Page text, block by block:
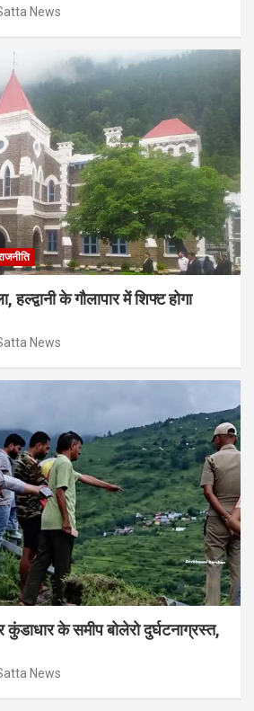
News
के गौलापार में शिफ्ट होगा
News
कुंडाधार के समीप बोलेरो दुर्घटनाग्रस्त,
News